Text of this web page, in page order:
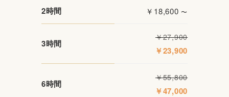
2時間 ￥18,600〜
3時間
￥27,900
￥23,900
6時間
￥55,800
￥47,000